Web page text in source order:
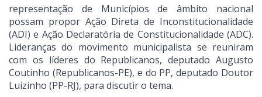
representação de Municípios de âmbito nacional
possam propor Ação Direta de Inconstitucionalidade
(ADI) e Ação Declaratória de Constitucionalidade (ADC).
Lideranças do movimento municipalista se reuniram
com os líderes do Republicanos, deputado Augusto
Coutinho (Republicanos-PE), e do PP, deputado Doutor
Luizinho (PP-RJ), para discutir o tema.